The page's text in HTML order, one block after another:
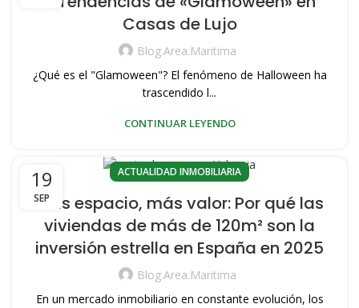
Casas de Lujo
Blog.area.maritima
¿Qué es el "Glamoween"? El fenómeno de Halloween ha
trascendido l...
CONTINUAR LEYENDO
19
SEP
ACTUALIDAD INMOBILIARIA
Más espacio, más valor: Por qué las
viviendas de más de 120m² son la
inversión estrella en España en 2025
Blog.area.maritima
En un mercado inmobiliario en constante evolución, los